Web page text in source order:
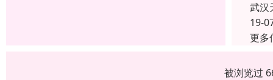
武汉
19-
更多
被浏览过